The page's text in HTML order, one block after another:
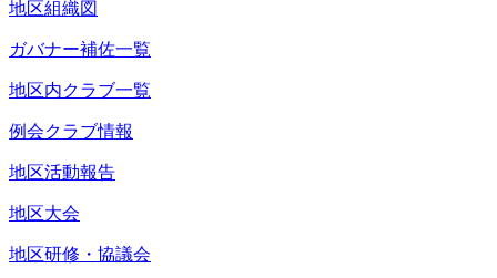
地区組織図
ガバナー補佐一覧
地区内クラブ一覧
例会クラブ情報
地区活動報告
地区大会
地区研修・協議会